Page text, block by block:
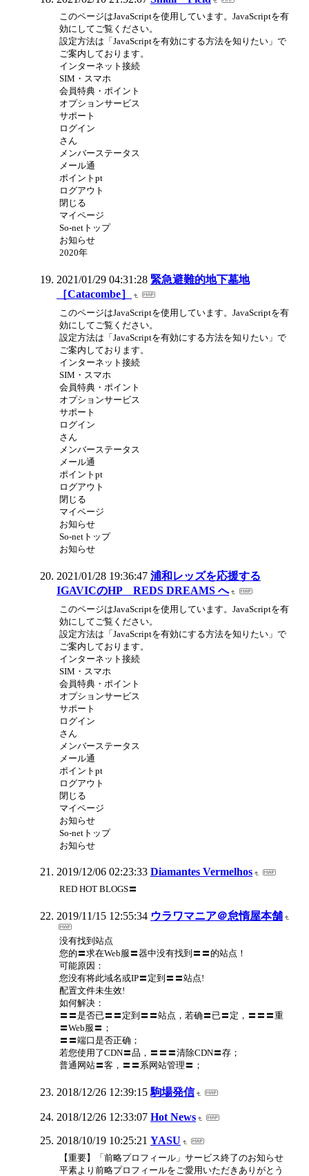
このページはJavaScriptを使用しています。JavaScriptを有
効にしてご覧ください。
設定方法は「JavaScriptを有効にする方法を知りたい」で
ご案内しております。
インターネット接続
SIM・スマホ
会員特典・ポイント
オプションサービス
サポート
ログイン
さん
メンバーステータス
メール通
ポイントpt
ログアウト
閉じる
マイページ
So-netトップ
お知らせ
2020年
2021/01/29 04:31:28 緊急避難的地下墓地
［Catacombe］
このページはJavaScriptを使用しています。JavaScriptを有
効にしてご覧ください。
設定方法は「JavaScriptを有効にする方法を知りたい」で
ご案内しております。
インターネット接続
SIM・スマホ
会員特典・ポイント
オプションサービス
サポート
ログイン
さん
メンバーステータス
メール通
ポイントpt
ログアウト
閉じる
マイページ
お知らせ
So-netトップ
お知らせ
2021/01/28 19:36:47 浦和レッズを応援する
IGAVICのHP REDS DREAMS へ
このページはJavaScriptを使用しています。JavaScriptを有
効にしてご覧ください。
設定方法は「JavaScriptを有効にする方法を知りたい」で
ご案内しております。
インターネット接続
SIM・スマホ
会員特典・ポイント
オプションサービス
サポート
ログイン
さん
メンバーステータス
メール通
ポイントpt
ログアウト
閉じる
マイページ
お知らせ
So-netトップ
お知らせ
2019/12/06 02:23:33 Diamantes Vermelhos
RED HOT BLOGS〓
2019/11/15 12:55:34 ウラワマニア＠怠惰屋本舗
没有找到站点
您的〓求在Web服〓器中没有找到〓〓的站点！
可能原因：
您没有将此域名或IP〓定到〓〓站点!
配置文件未生效!
如何解决：
〓〓是否已〓〓定到〓〓站点，若确〓已〓定，〓〓〓重
〓Web服〓；
〓〓端口是否正确；
若您使用了CDN〓品，〓〓〓清除CDN〓存；
普通网站〓客，〓〓系网站管理〓；
2018/12/26 12:39:15 駒場発信
2018/12/26 12:33:07 Hot News
2018/10/19 10:25:21 YASU
【重要】「前略プロフィール」サービス終了のお知らせ
平素より前略プロフィールをご愛用いただきありがとう